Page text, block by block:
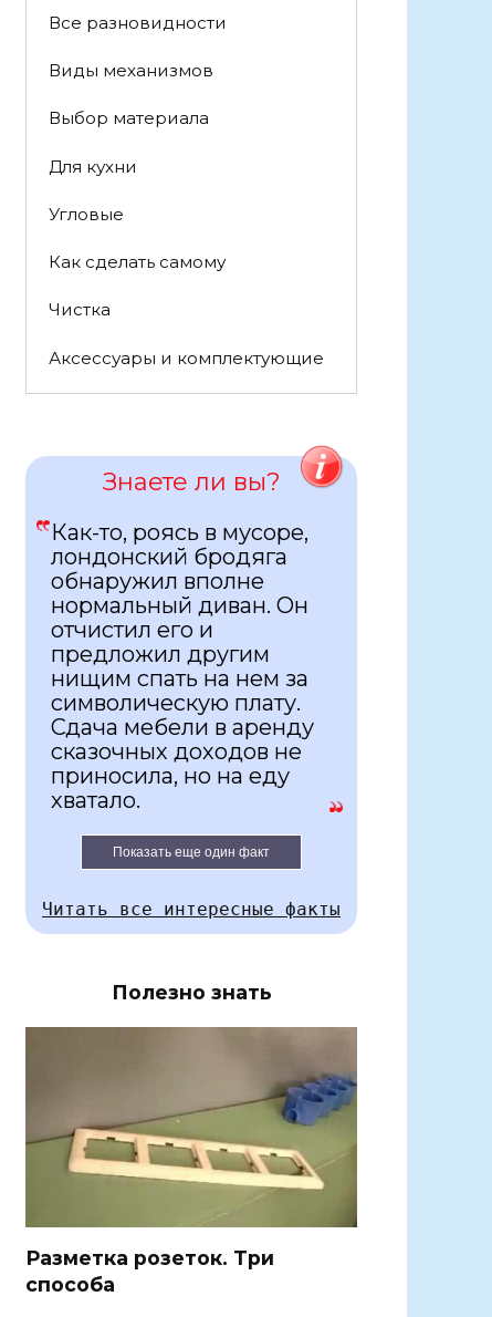
Все разновидности
Виды механизмов
Выбор материала
Для кухни
Угловые
Как сделать самому
Чистка
Аксессуары и комплектующие
Знаете ли вы?
Как-то, роясь в мусоре,
лондонский бродяга
обнаружил вполне
нормальный диван. Он
отчистил его и
предложил другим
нищим спать на нем за
символическую плату.
Сдача мебели в аренду
сказочных доходов не
приносила, но на еду
хватало.
Показать еще один факт
Читать все интересные факты
Полезно знать
Разметка розеток. Три
способа